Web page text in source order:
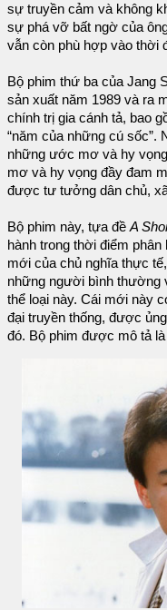
sự truyền cảm và không
sự phá vỡ bất ngờ của
vẫn còn phù hợp vào thời
Bộ phim thứ ba của Jang
sản xuất năm 1989 và ra
chính trị gia cánh tả, bao
“năm của những cú sốc”.
những ước mơ và hy
mơ và hy vọng đầy đam
được tư tưởng dân chủ,
Bộ phim này, tựa đề A
hành trong thời điểm
mới của chủ nghĩa thực
những người bình thường
thể loại này. Cái mới này
đại truyền thống, được
đó. Bộ phim được mô tả